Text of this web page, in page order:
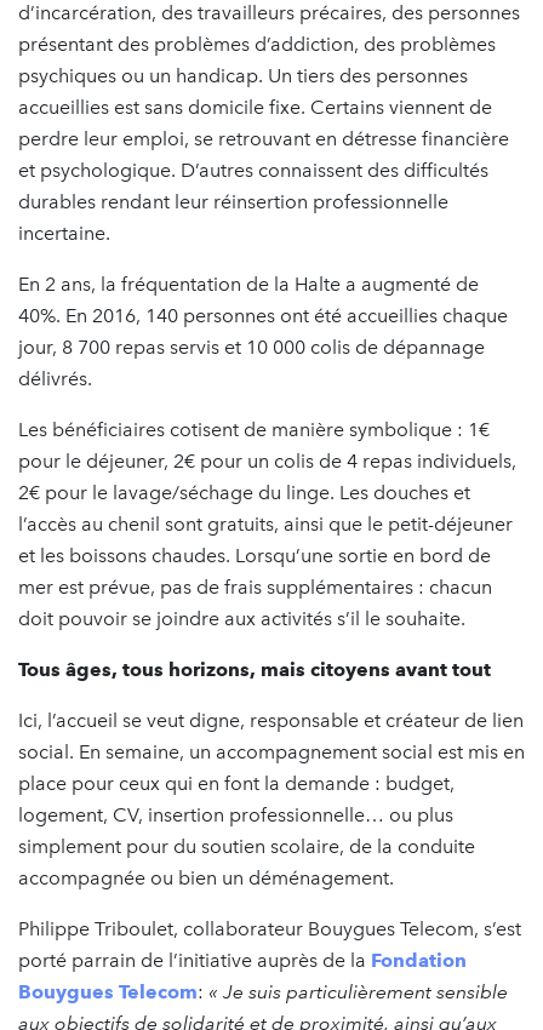
d’incarcération, des travailleurs précaires, des personnes
présentant des problèmes d’addiction, des problèmes
psychiques ou un handicap. Un tiers des personnes
accueillies est sans domicile fixe. Certains viennent de
perdre leur emploi, se retrouvant en détresse financière
et psychologique. D’autres connaissent des difficultés
durables rendant leur réinsertion professionnelle
incertaine.
En 2 ans, la fréquentation de la Halte a augmenté de
40%. En 2016, 140 personnes ont été accueillies chaque
jour, 8 700 repas servis et 10 000 colis de dépannage
délivrés.
Les bénéficiaires cotisent de manière symbolique : 1€
pour le déjeuner, 2€ pour un colis de 4 repas individuels,
2€ pour le lavage/séchage du linge. Les douches et
l’accès au chenil sont gratuits, ainsi que le petit-déjeuner
et les boissons chaudes. Lorsqu’une sortie en bord de
mer est prévue, pas de frais supplémentaires : chacun
doit pouvoir se joindre aux activités s’il le souhaite.
Tous âges, tous horizons, mais citoyens avant tout
Ici, l’accueil se veut digne, responsable et créateur de lien
social. En semaine, un accompagnement social est mis en
place pour ceux qui en font la demande : budget,
logement, CV, insertion professionnelle… ou plus
simplement pour du soutien scolaire, de la conduite
accompagnée ou bien un déménagement.
Philippe Triboulet, collaborateur Bouygues Telecom, s’est
porté parrain de l’initiative auprès de la Fondation
Bouygues Telecom: « Je suis particulièrement sensible
aux objectifs de solidarité et de proximité, ainsi qu’aux